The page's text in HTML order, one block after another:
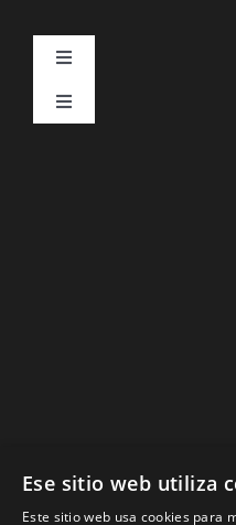
Toggle
Aviso Legal
Toggle
Ese sitio web utiliza
Este sitio web usa cookies para